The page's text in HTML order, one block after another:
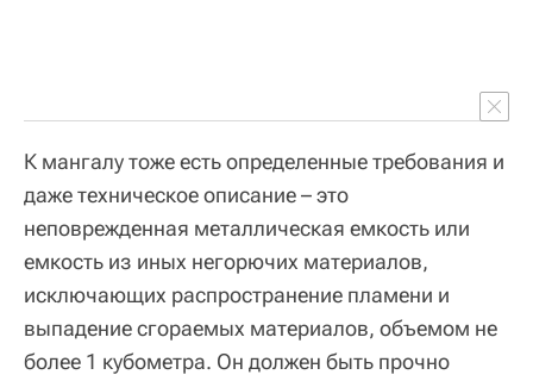
К мангалу тоже есть определенные требования и
даже техническое описание – это
неповрежденная металлическая емкость или
емкость из иных негорючих материалов,
исключающих распространение пламени и
выпадение сгораемых материалов, объемом не
более 1 кубометра. Он должен быть прочно